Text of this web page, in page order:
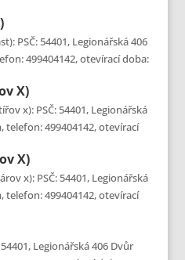
PSČ: 54401, Legionářská 406
499404142, otevírací doba:
X)
x): PSČ: 54401, Legionářská
telefon: 499404142, otevírací
X)
x): PSČ: 54401, Legionářská
telefon: 499404142, otevírací
Legionářská 406 Dvůr